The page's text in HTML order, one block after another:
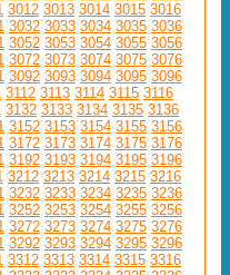
3012 3013 3014 3015 3016
3032 3033 3034 3035 3036
3052 3053 3054 3055 3056
3072 3073 3074 3075 3076
3092 3093 3094 3095 3096
3112 3113 3114 3115 3116
3132 3133 3134 3135 3136
3152 3153 3154 3155 3156
3172 3173 3174 3175 3176
3192 3193 3194 3195 3196
3212 3213 3214 3215 3216
3232 3233 3234 3235 3236
3252 3253 3254 3255 3256
3272 3273 3274 3275 3276
3292 3293 3294 3295 3296
3312 3313 3314 3315 3316